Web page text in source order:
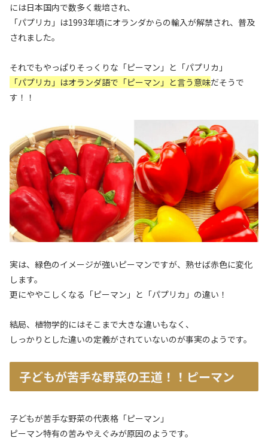
には日本国内で数多く栽培され、
「パプリカ」は1993年頃にオランダからの輸入が解禁され、普及
されました。
それでもやっぱりそっくりな「ピーマン」と「パプリカ」
「パプリカ」はオランダ語で「ピーマン」と言う意味だそうで
す！！
実は、緑色のイメージが強いピーマンですが、熟せば赤色に変化
します。
更にややこしくなる「ピーマン」と「パプリカ」の違い！
結局、植物学的にはそこまで大きな違いもなく、
しっかりとした違いの定義がされていないのが事実のようです。
子どもが苦手な野菜の王道！！ピーマン
子どもが苦手な野菜の代表格「ピーマン」
ピーマン特有の苦みやえぐみが原因のようです。